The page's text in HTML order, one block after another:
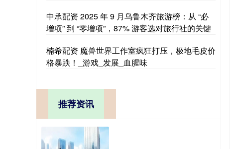
中承配资 2025 年 9 月乌鲁木齐旅游榜：从 “必
增项” 到 “零增项”，87% 游客选对旅行社的关键
楠希配资 魔兽世界工作室疯狂打压，极地毛皮价
格暴跌！_游戏_发展_血腥味
推荐资讯